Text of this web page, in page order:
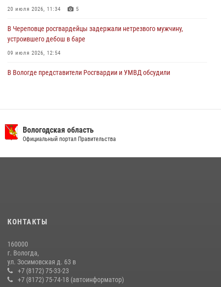
20 июля 2026, 11:34 5
В Череповце росгвардейцы задержали нетрезвого мужчину,
устроившего дебош в баре
09 июля 2026, 12:54
В Вологде представители Росгвардии и УМВД обсудили
стрельбу
27 июля 2026, 07:28
минувшую неделю
В ВОЛОГДЕ РОСГВАРДЕЙЦЫ ЗАДЕРЖАЛИ МУЖЧИНУ,
ОТКАЗЫВАВШЕГОСЯ ОСВОБОДИТЬ НОМЕР В ГОСТИНИЦЕ
24 июля 2026, 07:32
Вологодская область
Официальный портал Правительства
КОНТАКТЫ
160000
г. Вологда,
ул. Зосимовская д. 63 в
+7 (8172) 75-33-23
+7 (8172) 75-74-18 (автоинформатор)